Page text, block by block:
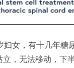
妇女，有十几年糖
，无法移动，下